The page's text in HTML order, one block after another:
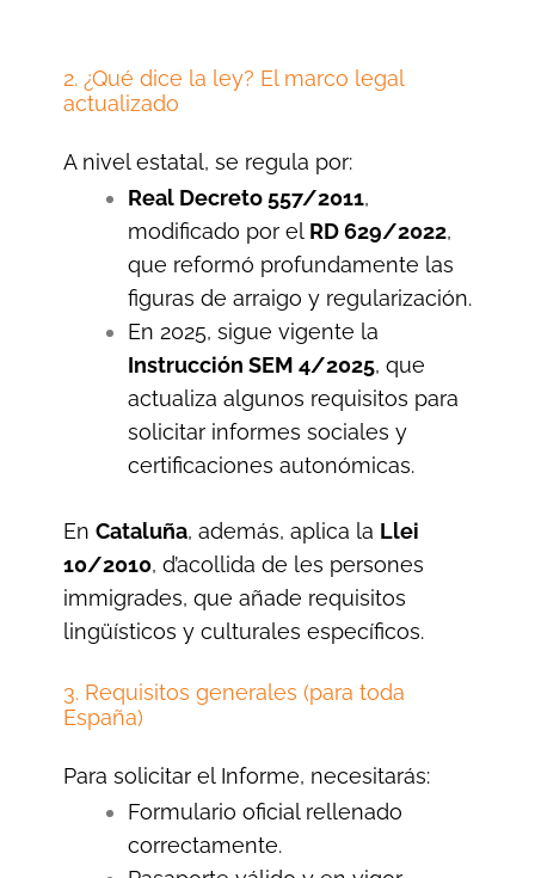
2. ¿Qué dice la ley? El marco legal
actualizado
A nivel estatal, se regula por:
Real Decreto 557/2011,
modificado por el RD 629/2022,
que reformó profundamente las
figuras de arraigo y regularización.
En 2025, sigue vigente la
Instrucción SEM 4/2025, que
actualiza algunos requisitos para
solicitar informes sociales y
certificaciones autonómicas.
En Cataluña, además, aplica la Llei
10/2010, d’acollida de les persones
immigrades, que añade requisitos
lingüísticos y culturales específicos.
3. Requisitos generales (para toda
España)
Para solicitar el Informe, necesitarás:
Formulario oficial rellenado
correctamente.